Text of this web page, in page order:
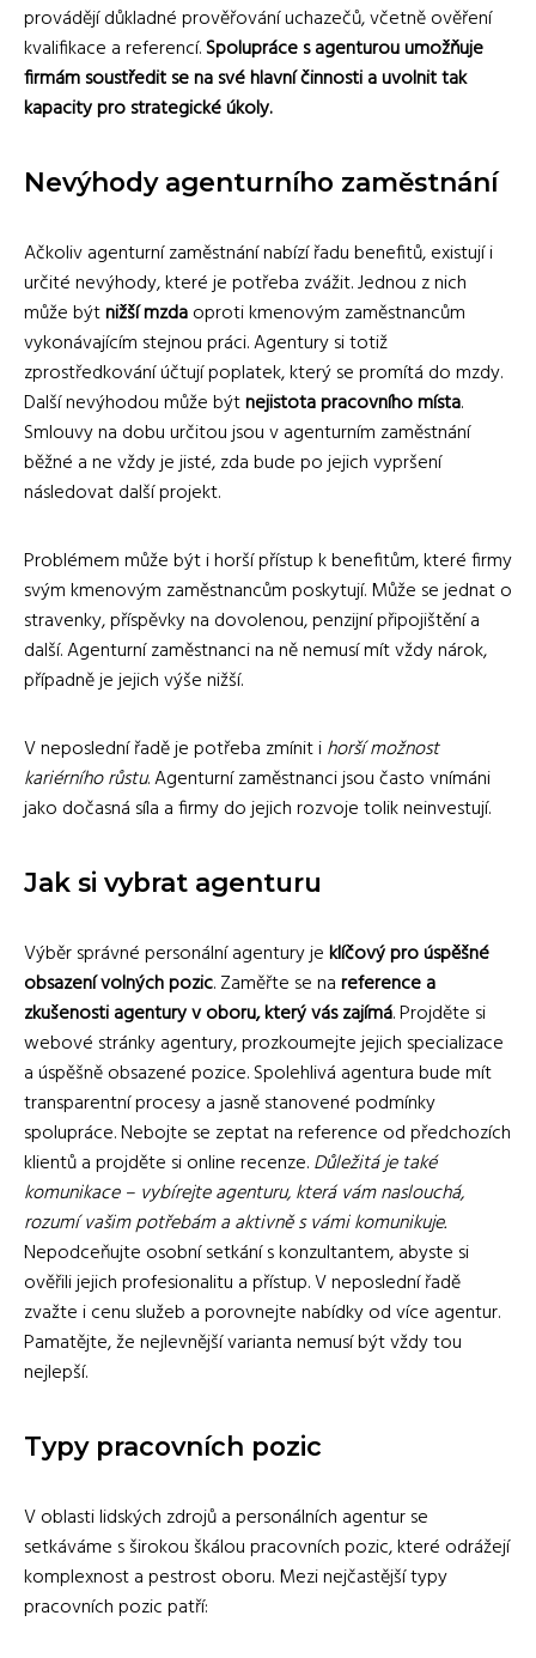
provádějí důkladné prověřování uchazečů, včetně ověření
kvalifikace a referencí.Spolupráce s agenturou umožňuje
firmám soustředit se na své hlavní činnosti a uvolnit tak
kapacity pro strategické úkoly.
Nevýhody agenturního zaměstnání
Ačkoliv agenturní zaměstnání nabízí řadu benefitů, existují i
určité nevýhody, které je potřeba zvážit. Jednou z nich
může býtnižší mzdaoproti kmenovým zaměstnancům
vykonávajícím stejnou práci. Agentury si totiž
zprostředkování účtují poplatek, který se promítá do mzdy.
Další nevýhodou může býtnejistota pracovního místa.
Smlouvy na dobu určitou jsou v agenturním zaměstnání
běžné a ne vždy je jisté, zda bude po jejich vypršení
následovat další projekt.
Problémem může být i horší přístup k benefitům, které firmy
svým kmenovým zaměstnancům poskytují. Může se jednat o
stravenky, příspěvky na dovolenou, penzijní připojištění a
další. Agenturní zaměstnanci na ně nemusí mít vždy nárok,
případně je jejich výše nižší.
V neposlední řadě je potřeba zmínit ihorší možnost
kariérního růstu. Agenturní zaměstnanci jsou často vnímáni
jako dočasná síla a firmy do jejich rozvoje tolik neinvestují.
Jak si vybrat agenturu
Výběr správné personální agentury jeklíčový pro úspěšné
obsazení volných pozic. Zaměřte se nareference a
zkušenosti agentury v oboru, který vás zajímá. Projděte si
webové stránky agentury, prozkoumejte jejich specializace
a úspěšně obsazené pozice. Spolehlivá agentura bude mít
transparentní procesy a jasně stanovené podmínky
spolupráce. Nebojte se zeptat na reference od předchozích
klientů a projděte si online recenze.Důležitá je také
komunikace – vybírejte agenturu, která vám naslouchá,
rozumí vašim potřebám a aktivně s vámi komunikuje.
Nepodceňujte osobní setkání s konzultantem, abyste si
ověřili jejich profesionalitu a přístup. V neposlední řadě
zvažte i cenu služeb a porovnejte nabídky od více agentur.
Pamatějte, že nejlevnější varianta nemusí být vždy tou
nejlepší.
Typy pracovních pozic
V oblasti lidských zdrojů a personálních agentur se
setkáváme s širokou škálou pracovních pozic, které odrážejí
komplexnost a pestrost oboru. Mezi nejčastější typy
pracovních pozic patří: